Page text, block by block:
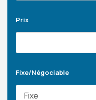
Prix
Fixe/Négociable